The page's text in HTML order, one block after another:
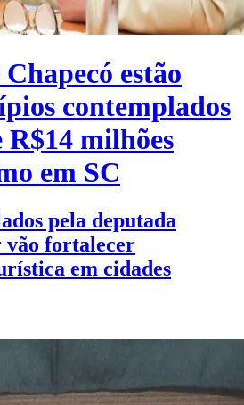
estão
contemplados
R$14 milhões
em SC
pela deputada
vão fortalecer
em cidades